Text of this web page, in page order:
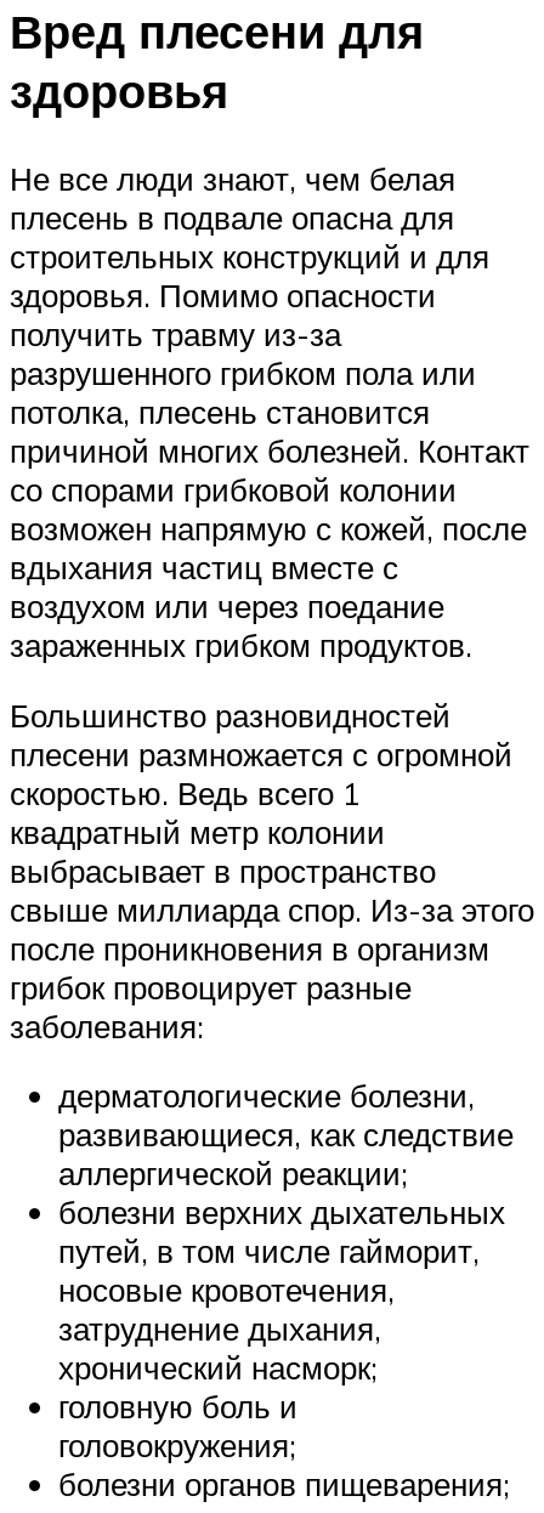
Вред плесени для
здоровья
Не все люди знают, чем белая
плесень в подвале опасна для
строительных конструкций и для
здоровья. Помимо опасности
получить травму из-за
разрушенного грибком пола или
потолка, плесень становится
причиной многих болезней. Контакт
со спорами грибковой колонии
возможен напрямую с кожей, после
вдыхания частиц вместе с
воздухом или через поедание
зараженных грибком продуктов.
Большинство разновидностей
плесени размножается с огромной
скоростью. Ведь всего 1
квадратный метр колонии
выбрасывает в пространство
свыше миллиарда спор. Из-за этого
после проникновения в организм
грибок провоцирует разные
заболевания:
дерматологические болезни,
развивающиеся, как следствие
аллергической реакции;
болезни верхних дыхательных
путей, в том числе гайморит,
носовые кровотечения,
затруднение дыхания,
хронический насморк;
головную боль и
головокружения;
болезни органов пищеварения;